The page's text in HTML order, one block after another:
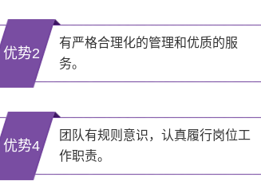
优势2
有严格合理化的管理和优质的服
务。
优势4
团队有规则意识，认真履行岗位工
作职责。